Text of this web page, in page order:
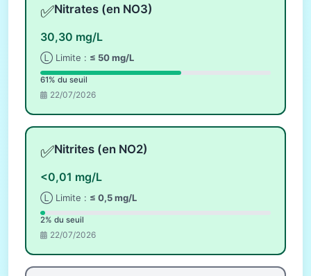
✅Nitrates (en NO3)
30,30 mg/L
Ⓛ Limite : ≤ 50 mg/L
61% du seuil
22/07/2026
✅Nitrites (en NO2)
<0,01 mg/L
Ⓛ Limite : ≤ 0,5 mg/L
2% du seuil
22/07/2026